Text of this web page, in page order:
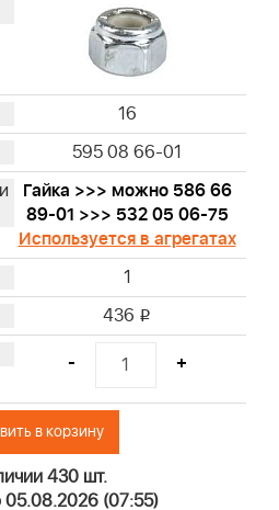
16
595 08 66-01
Гайка >>> можно 586 66
89-01 >>> 532 05 06-75
Используется в агрегатах
1
436 i
- +
в корзину
430 шт.
(07:55)